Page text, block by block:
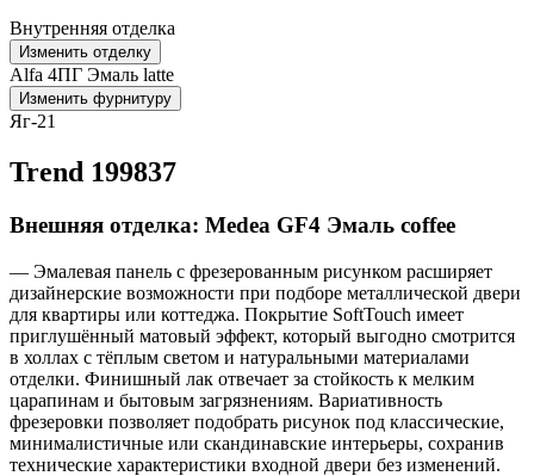
Внутренняя отделка
Изменить отделку
Alfa 4ПГ Эмаль latte
Изменить фурнитуру
Яг-21
Trend 199837
Внешняя отделка: Medea GF4 Эмаль coffee
— Эмалевая панель с фрезерованным рисунком расширяет
дизайнерские возможности при подборе металлической двери
для квартиры или коттеджа. Покрытие SoftTouch имеет
приглушённый матовый эффект, который выгодно смотрится
в холлах с тёплым светом и натуральными материалами
отделки. Финишный лак отвечает за стойкость к мелким
царапинам и бытовым загрязнениям. Вариативность
фрезеровки позволяет подобрать рисунок под классические,
минималистичные или скандинавские интерьеры, сохранив
технические характеристики входной двери без изменений.